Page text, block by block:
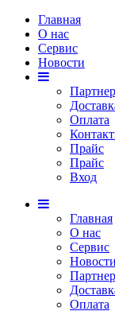
Главная
О нас
Сервис
Новости
Оплата
Прайс
Прaйс
Вход
Главная
О нас
Сервис
Новости
Оплата